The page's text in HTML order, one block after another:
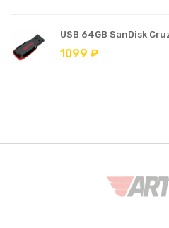
USB 64GB SanDisk
1099 ₽